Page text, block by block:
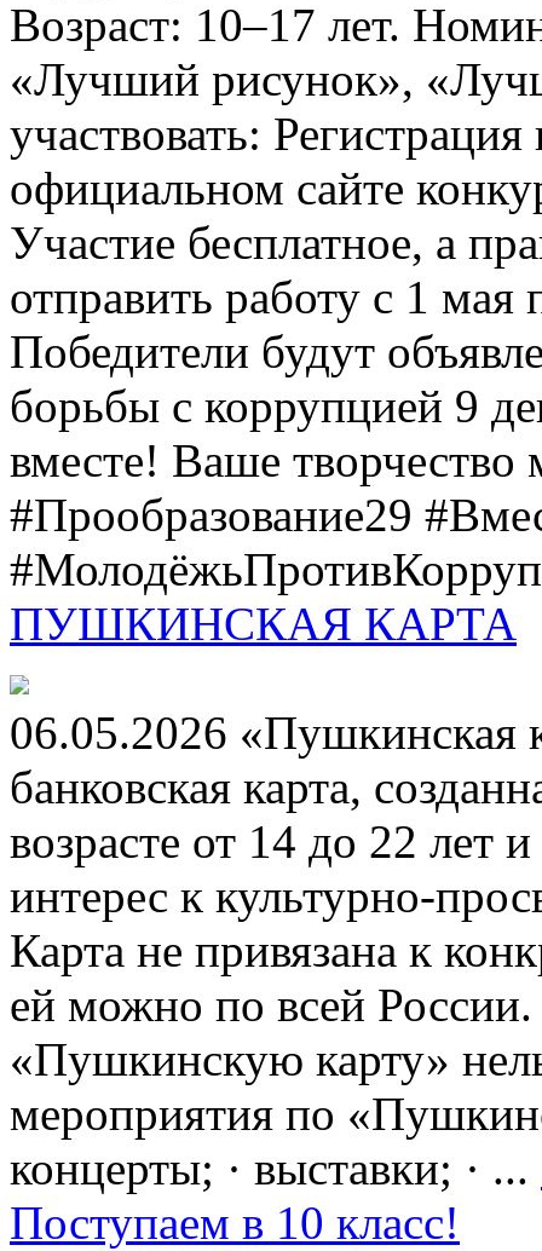
Возраст: 10–17 лет.
«Лучший рисунок»,
участвовать:
официальном сайте
Участие бесплатное, а
отправить работу с 1 мая
Победители будут
борьбы с коррупцией 9
вместе! Ваше творчество
#Прообразование29
ПУШКИНСКАЯ КАРТА
06.05.2026 «Пушкинская
банковская карта,
возрасте от 14 до 22 лет
интерес к культурно-
Карта не привязана к
ей можно по всей
«Пушкинскую карту»
мероприятия по
концерты; · выставки; · ...
Поступаем в 10 класс!